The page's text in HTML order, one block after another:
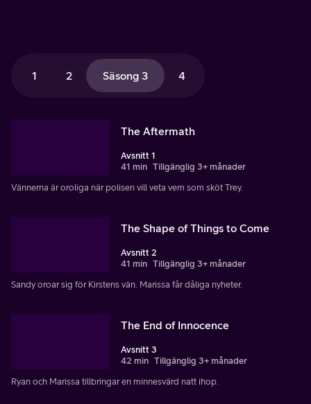
1 2 Säsong 3 4
The Aftermath
Avsnitt 1
41 min Tillgänglig 3+ månader
Vännerna är oroliga när polisen vill veta vem som sköt Trey.
The Shape of Things to Come
Avsnitt 2
41 min Tillgänglig 3+ månader
Sandy oroar sig för Kirstens vän. Marissa får dåliga nyheter.
The End of Innocence
Avsnitt 3
42 min Tillgänglig 3+ månader
Ryan och Marissa tillbringar en minnesvärd natt ihop.